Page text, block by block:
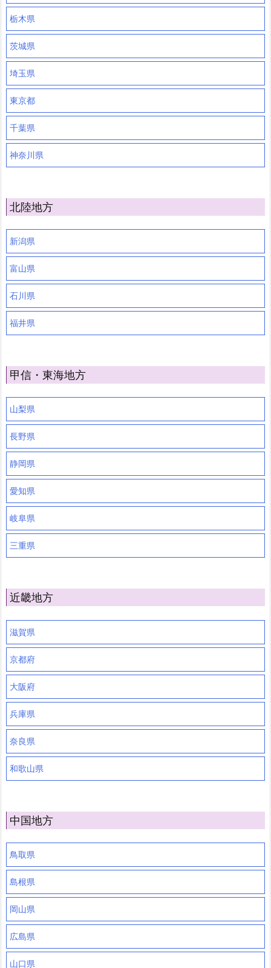
栃木県
茨城県
埼玉県
東京都
千葉県
神奈川県
北陸地方
新潟県
富山県
石川県
福井県
甲信・東海地方
山梨県
長野県
静岡県
愛知県
岐阜県
三重県
近畿地方
滋賀県
京都府
大阪府
兵庫県
奈良県
和歌山県
中国地方
鳥取県
島根県
岡山県
広島県
山口県